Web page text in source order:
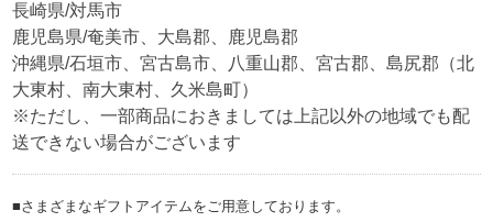
長崎県/対馬市
鹿児島県/奄美市、大島郡、鹿児島郡
沖縄県/石垣市、宮古島市、八重山郡、宮古郡、島尻郡（北
大東村、南大東村、久米島町）
※ただし、一部商品におきましては上記以外の地域でも配
送できない場合がございます
■さまざまなギフトアイテムをご用意しております。